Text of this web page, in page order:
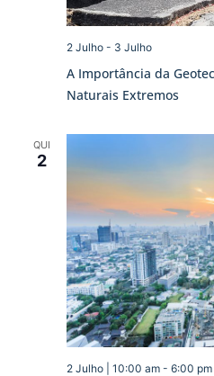
A Importância da
Naturais Extremos
2 Julho- 3 Julho
QUI
2
2 Julho | 10:00 am- 6:00 pm